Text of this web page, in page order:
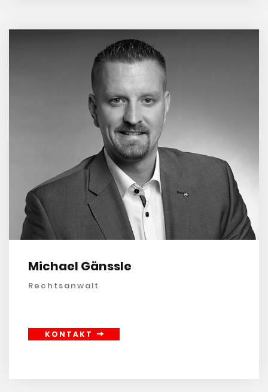
Michael Gänssle
Rechtsanwalt
KONTAKT